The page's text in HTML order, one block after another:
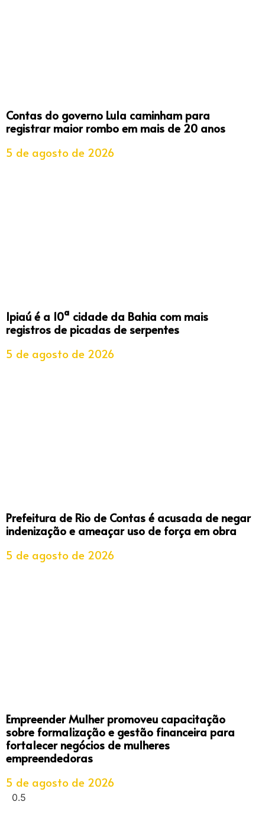
Contas do governo Lula caminham para
registrar maior rombo em mais de 20 anos
5 de agosto de 2026
Ipiaú é a 10ª cidade da Bahia com mais
registros de picadas de serpentes
5 de agosto de 2026
Prefeitura de Rio de Contas é acusada de negar
indenização e ameaçar uso de força em obra
5 de agosto de 2026
Empreender Mulher promoveu capacitação
sobre formalização e gestão financeira para
fortalecer negócios de mulheres
empreendedoras
5 de agosto de 2026